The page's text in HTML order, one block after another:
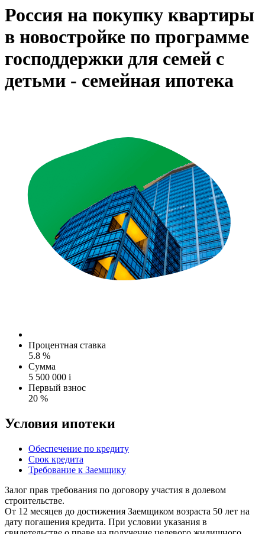
Россия на покупку квартиры
в новостройке по программе
господдержки для семей с
детьми - семейная ипотека
Процентная ставка
5.8 %
Сумма
5 500 000 i
Первый взнос
20 %
Условия ипотеки
Обеспечение по кредиту
Срок кредита
Требование к Заемщику
Залог прав требования по договору участия в долевом
строительстве.
От 12 месяцев до достижения Заемщиком возраста 50 лет на
дату погашения кредита. При условии указания в